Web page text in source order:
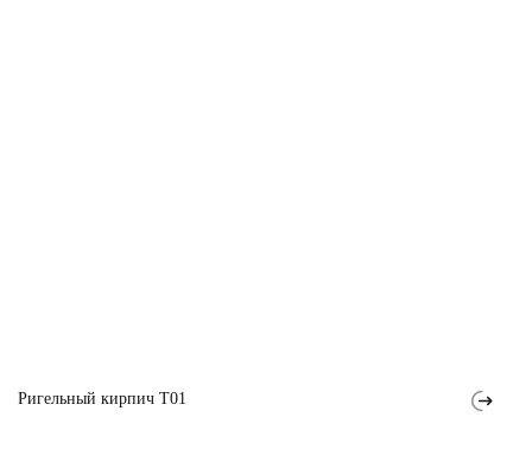
Ригельный кирпич T01